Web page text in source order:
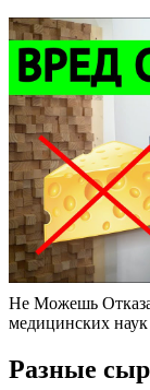
Не Можешь
медицинских наук
Разные